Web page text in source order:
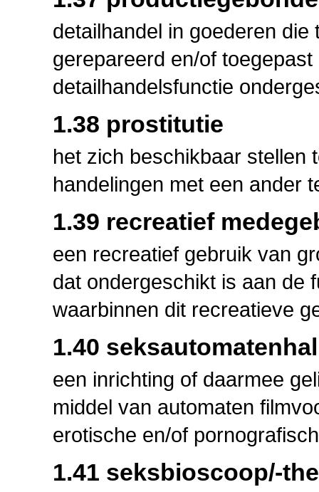
detailhandel in goederen
gerepareerd en/of
detailhandelsfunctie
1.38 prostitutie
het zich beschikbaar stellen
handelingen met een ander
1.39 recreatief
een recreatief gebruik van
dat ondergeschikt is aan de
waarbinnen dit recreatieve
1.40 seksautomatenhal
een inrichting of daarmee
middel van automaten
erotische en/of
1.41 seksbioscoop/-